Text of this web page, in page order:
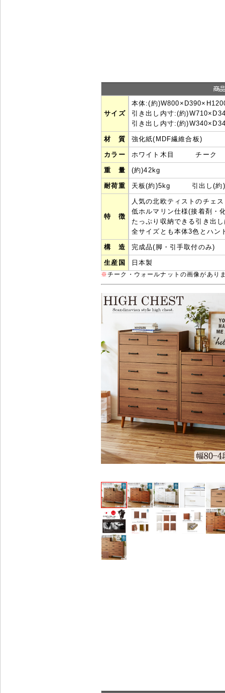
サイズ
本体:(約
引き出し内寸:(約
引き出し内寸:(約
材 質 強化紙(MDF繊維合板)
カラー ホワイト木目 チーク
重 量 (約)42kg
耐荷重 天板(約)5kg 引出し(約
特 徴
人気の北欧ティストのチェ
低ホルマリン仕様(接着剤
たっぷり収納できる引き出
全サイズとも本体3色とハン
構 造 完成品(脚・引手取付のみ)
生産国 日本製
※チーク・ウォールナットの画像があ